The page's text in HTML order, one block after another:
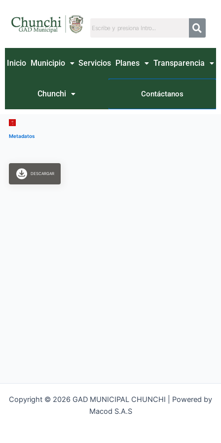
contenido
Inicio Municipio Servicios Planes Transparencia
Chunchi Contáctanos
Metadatos
DESCARGAR
Copyright © 2026 GAD MUNICIPAL CHUNCHI | Powered by
Macod S.A.S